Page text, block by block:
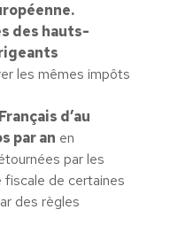
des hauts-
les mêmes impôts
d’au
par an en
par les
fiscale de certaines
des règles